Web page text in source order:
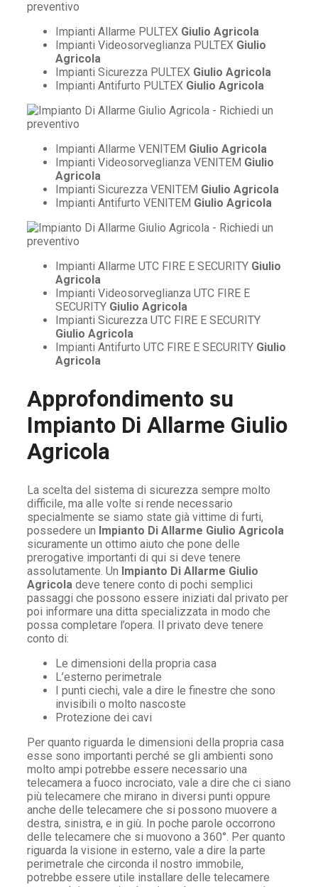
Impianti Allarme PULTEX Giulio Agricola
Impianti Videosorveglianza PULTEX Giulio
Agricola
Impianti Sicurezza PULTEX Giulio Agricola
Impianti Antifurto PULTEX Giulio Agricola
Impianti Allarme VENITEM Giulio Agricola
Impianti Videosorveglianza VENITEM Giulio
Agricola
Impianti Sicurezza VENITEM Giulio Agricola
Impianti Antifurto VENITEM Giulio Agricola
Impianti Allarme UTC FIRE E SECURITY Giulio
Agricola
Impianti Videosorveglianza UTC FIRE E
SECURITY Giulio Agricola
Impianti Sicurezza UTC FIRE E SECURITY
Giulio Agricola
Impianti Antifurto UTC FIRE E SECURITY Giulio
Agricola
Approfondimento su
Impianto Di Allarme Giulio
Agricola
La scelta del sistema di sicurezza sempre molto
difficile, ma alle volte si rende necessario
specialmente se siamo state già vittime di furti,
possedere un Impianto Di Allarme Giulio Agricola
sicuramente un ottimo aiuto che pone delle
prerogative importanti di qui si deve tenere
assolutamente. Un Impianto Di Allarme Giulio
Agricola deve tenere conto di pochi semplici
passaggi che possono essere iniziati dal privato per
poi informare una ditta specializzata in modo che
possa completare l’opera. Il privato deve tenere
conto di:
Le dimensioni della propria casa
L’esterno perimetrale
I punti ciechi, vale a dire le finestre che sono
invisibili o molto nascoste
Protezione dei cavi
Per quanto riguarda le dimensioni della propria casa
esse sono importanti perché se gli ambienti sono
molto ampi potrebbe essere necessario una
telecamera a fuoco incrociato, vale a dire che ci siano
più telecamere che mirano in diversi punti oppure
anche delle telecamere che si possono muovere a
destra, sinistra, e in giù. In poche parole occorrono
delle telecamere che si muovono a 360°. Per quanto
riguarda la visione in esterno, vale a dire la parte
perimetrale che circonda il nostro immobile,
potrebbe essere utile installare delle telecamere